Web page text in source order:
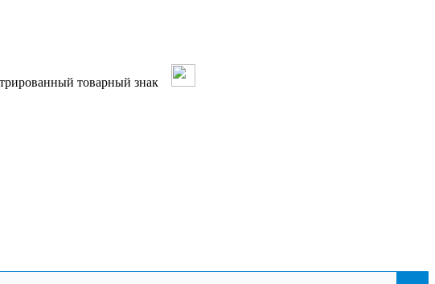
товарный знак